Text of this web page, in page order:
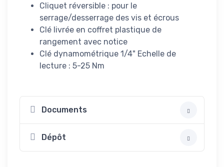
Cliquet réversible : pour le
serrage/desserrage des vis et écrous
Clé livrée en coffret plastique de
rangement avec notice
Clé dynamométrique 1/4" Echelle de
lecture : 5-25 Nm
Documents
Dépôt